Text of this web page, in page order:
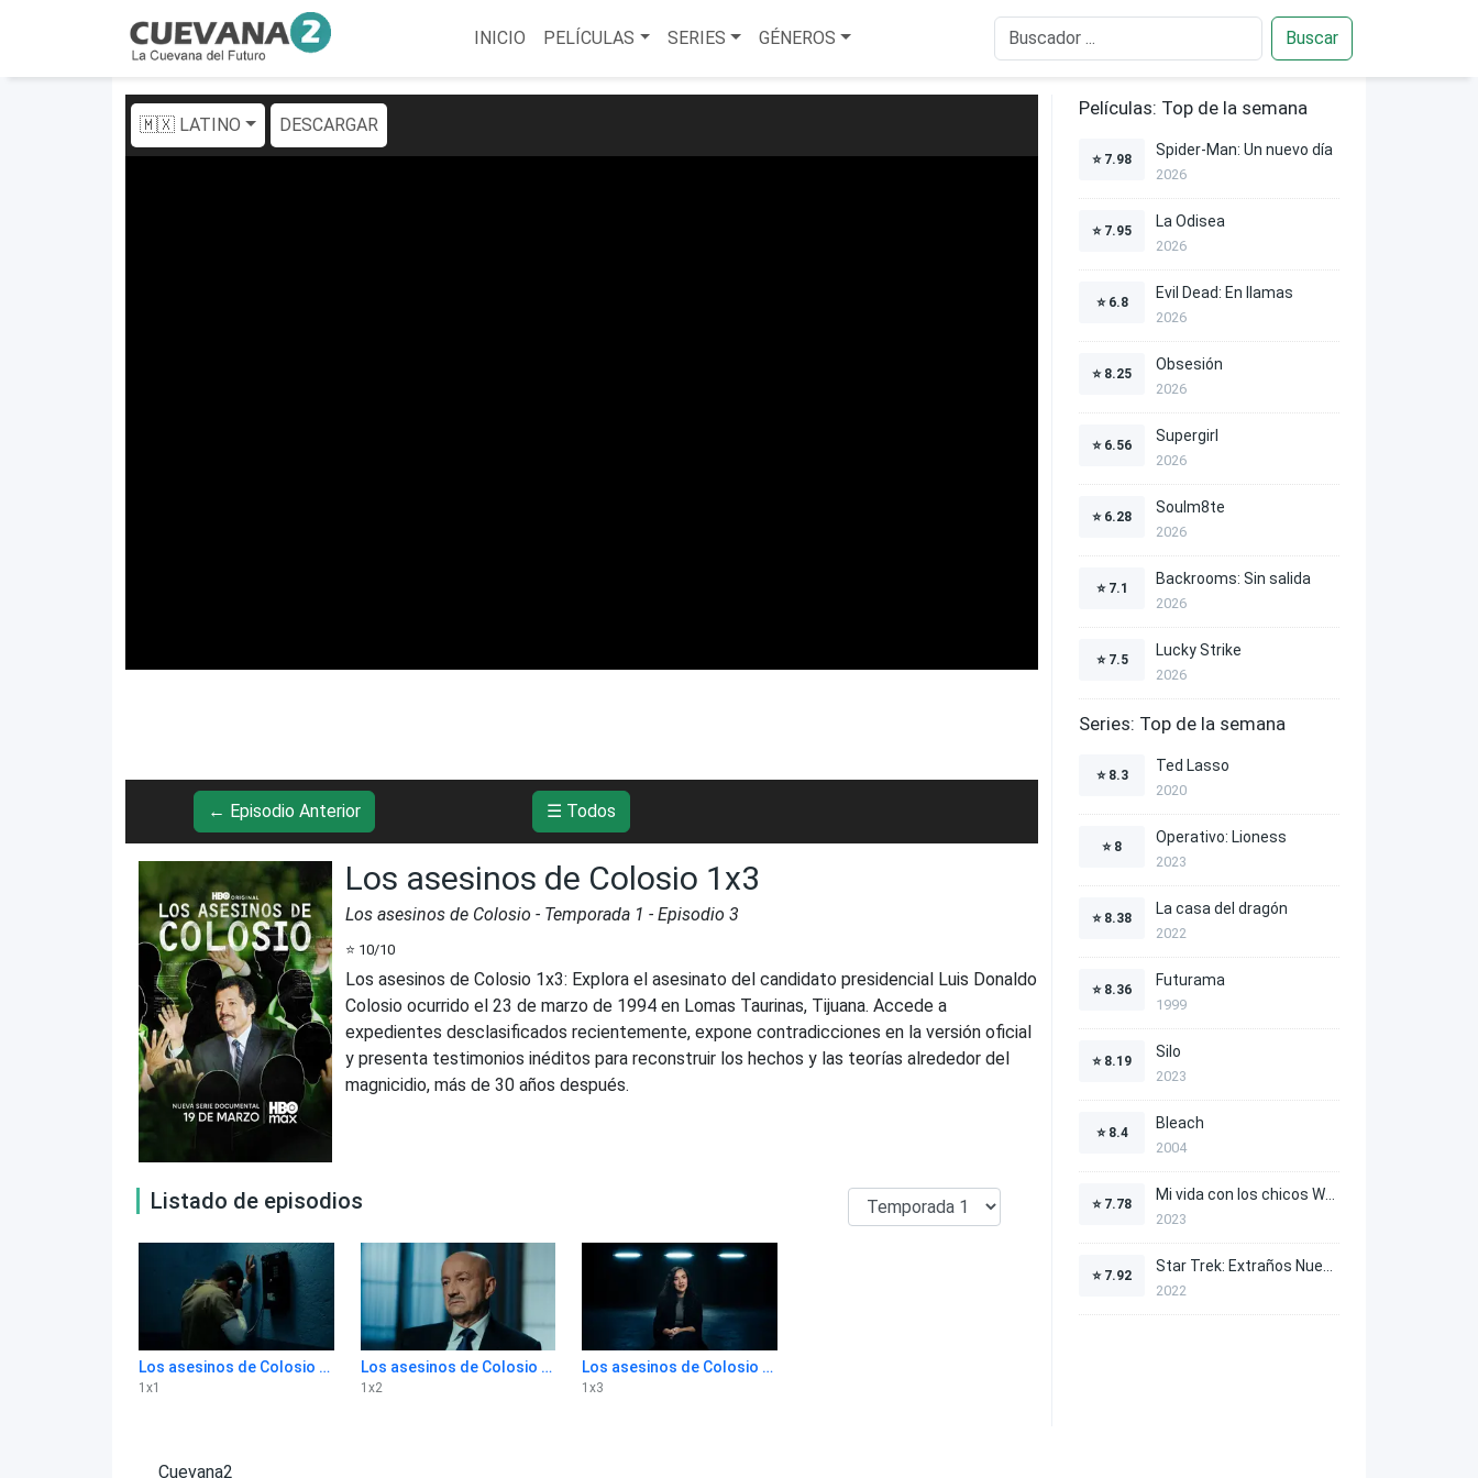
INICIO PELÍCULAS SERIES GÉNEROS Buscar
🇲🇽 LATINO DESCARGAR
← Episodio Anterior ☰ Todos
Los asesinos de Colosio 1x3
Los asesinos de Colosio - Temporada 1 - Episodio 3
⭐ 10/10
Los asesinos de Colosio 1x3: Explora el asesinato del candidato presidencial Luis Donaldo
Colosio ocurrido el 23 de marzo de 1994 en Lomas Taurinas, Tijuana. Accede a
expedientes desclasificados recientemente, expone contradicciones en la versión oficial
y presenta testimonios inéditos para reconstruir los hechos y las teorías alrededor del
magnicidio, más de 30 años después.
Listado de episodios
Los asesinos de Colosio 1x1
1 x1
Los asesinos de Colosio 1x2
1 x2
Los asesinos de Colosio 1x3
1 x3
Películas: Top de la semana
⭐ 7.98
Spider-Man: Un nuevo día
2026
⭐ 7.95
La Odisea
2026
⭐ 6.8
Evil Dead: En llamas
2026
⭐ 8.25
Obsesión
2026
⭐ 6.56
Supergirl
2026
⭐ 6.28
Soulm8te
2026
⭐ 7.1
Backrooms: Sin salida
2026
⭐ 7.5
Lucky Strike
2026
Series: Top de la semana
⭐ 8.3
Ted Lasso
2020
⭐ 8
Operativo: Lioness
2023
⭐ 8.38
La casa del dragón
2022
⭐ 8.36
Futurama
1999
⭐ 8.19
Silo
2023
⭐ 8.4
Bleach
2004
⭐ 7.78
2023
⭐ 7.92
2022
Cuevana2